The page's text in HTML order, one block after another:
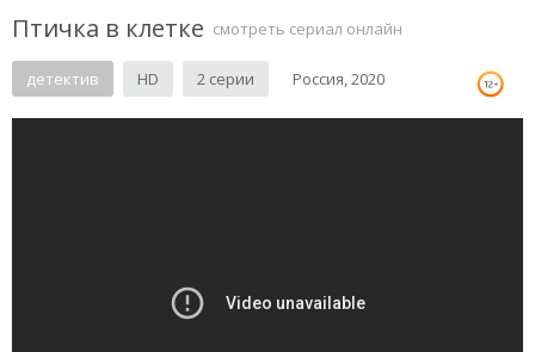
Птичка в клетке смотреть сериал онлайн
детектив HD 2 серии Россия, 2020